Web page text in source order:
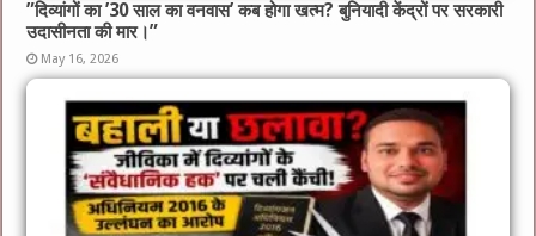
​”दिव्यांगों का ’30 साल का वनवास’ कब होगा खत्म? बुनियादी केंद्रों पर सरकारी
उदासीनता की मार।”
May 16, 2026